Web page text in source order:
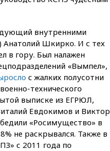
против журналистки Катерины
Гордеевой о фейках о ВС
России
вчера, 19:45ISU предоставил
нейтральный статус
фигуристкам Валиевой и
Трусовой
вчера, 19:35Зеленский
впервые совершил
официальный визит в Сербию
вчера, 19:19 Россиянка
внутренними
Анатолий Шкирко. И с тех
в гору. Был налажен
«Вымпел»,
с жалких полусотни
технического
выписке из ЕГРЮЛ,
Евдокимов и Виктор
«Росимущество» в
не раскрывался. Также в
с 2011 года по